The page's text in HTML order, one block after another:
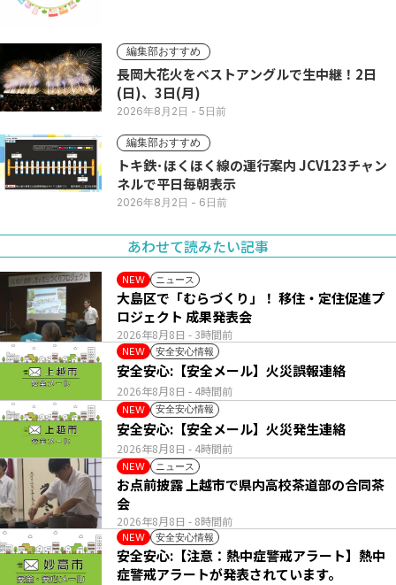
編集部おすすめ
長岡大花火をベストアングルで生中継！2日
(日)、3日(月)
2026年8月2日 - 5日前
編集部おすすめ
トキ鉄･ほくほく線の運行案内 JCV123チャン
ネルで平日毎朝表示
2026年8月2日 - 6日前
あわせて読みたい記事
NEW ニュース
2026年8月8日 - 3時間前
大島区で「むらづくり」！ 移住・定住促進プ
ロジェクト 成果発表会
NEW 安全安心情報
2026年8月8日 - 4時間前
安全安心:【安全メール】火災誤報連絡
NEW 安全安心情報
2026年8月8日 - 4時間前
安全安心:【安全メール】火災発生連絡
NEW ニュース
2026年8月8日 - 8時間前
お点前披露 上越市で県内高校茶道部の合同茶
会
NEW 安全安心情報
安全安心:【注意：熱中症警戒アラート】熱中
症警戒アラートが発表されています。